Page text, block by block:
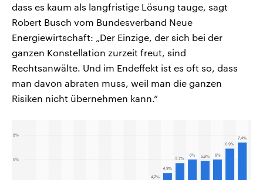
dass es kaum als langfristige Lösung tauge, sagt
Robert Busch vom Bundesverband Neue
Energiewirtschaft: „Der Einzige, der sich bei der
ganzen Konstellation zurzeit freut, sind
Rechtsanwälte. Und im Endeffekt ist es oft so, dass
man davon abraten muss, weil man die ganzen
Risiken nicht übernehmen kann.“